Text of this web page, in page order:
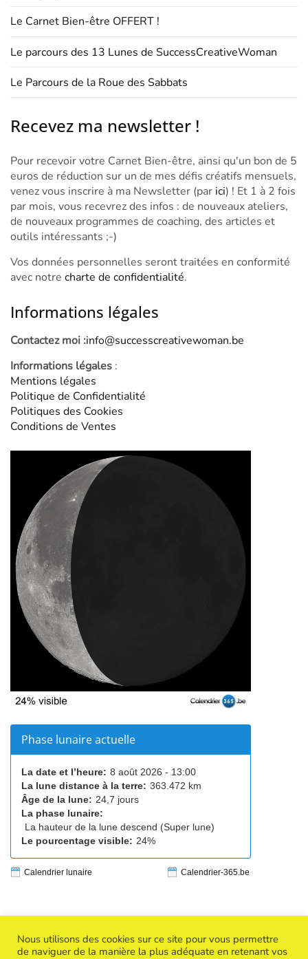
Le Carnet Bien-être OFFERT !
Le parcours des 13 Lunes de SuccessCreativeWoman
Le Parcours de la Roue des Sabbats
Recevez ma newsletter !
Pour recevoir votre Carnet Bien-être, ainsi qu'un bon de 5
euros de réduction sur un de mes défis créatifs mensuels,
venez vous inscrire à ma Newsletter (par ici) ! Et 1 à 2 fois
par mois, vous recevrez des infos : de nouveaux ateliers,
de nouveaux programmes de coaching, des articles et
outils intéressants ;-)
Vos données personnelles seront traitées en conformité
avec notre charte de confidentialité.
Informations légales
Contactez moi :info@successcreativewoman.be
Informations légales :
Mentions légales
Politique de Confidentialité
Politiques des Cookies
Conditions de Ventes
Phase lunaire actuelle
La date et l’heure: 8 août 2026 - 13:00
La lune distance à la terre: 363.472 km
Âge de la lune: 24,7 jours
La phase lunaire:
La hauteur de la lune descend (Super lune)
Le pourcentage visible: 24%
Calendrier lunaire Calendrier-365.be
Nous utilisons des cookies sur ce site pour vous permettre
de naviguer de la manière la plus adéquate en retenant vos